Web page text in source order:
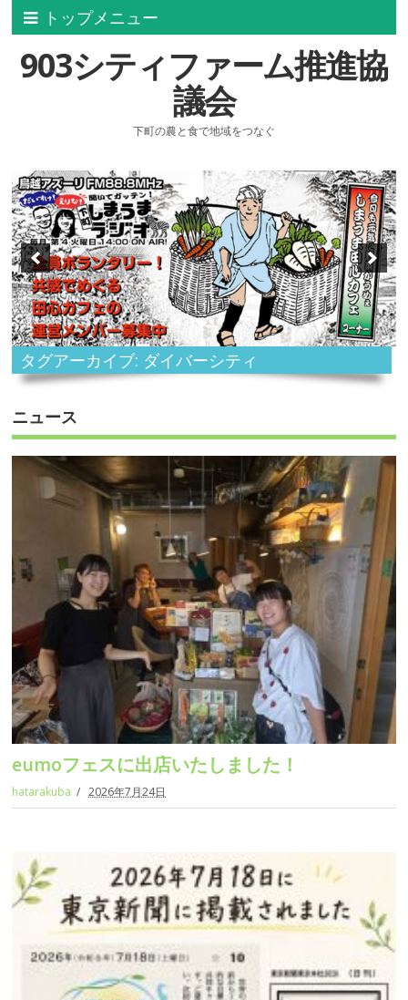
トップメニュー
903シティファーム推進協
議会
下町の農と食で地域をつなぐ
タグアーカイブ: ダイバーシティ
ニュース
eumoフェスに出店いたしました！
hatarakuba 2026年7月24日